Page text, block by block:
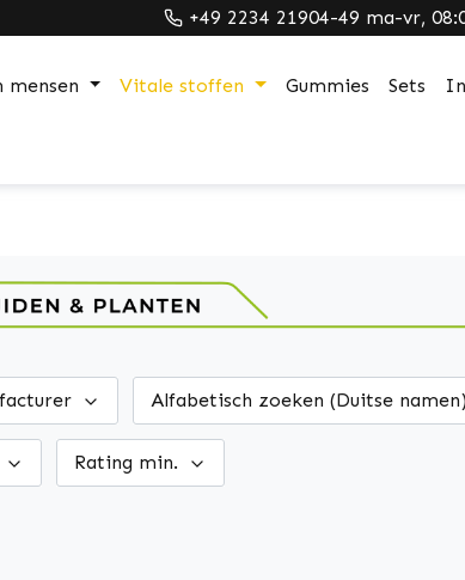
+49 2234 21904-49 ma-vr,
mensen Vitale stoffen Gummies Sets
Alfabetisch zoeken (Duitse namen)
Rating min.